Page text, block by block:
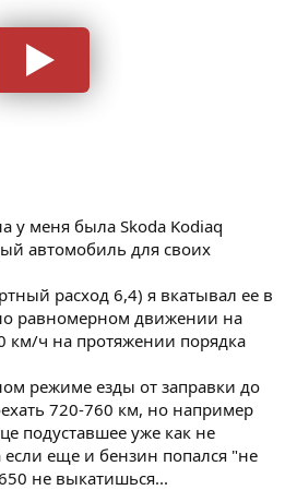
у меня была Skoda Kodiaq
автомобиль для своих
расход 6,4) я вкатывал ее в
равномерном движении на
км/ч на протяжении порядка
режиме езды от заправки до
720-760 км, но например
подуставшее уже как не
если еще и бензин попался "не
не выкатишься...